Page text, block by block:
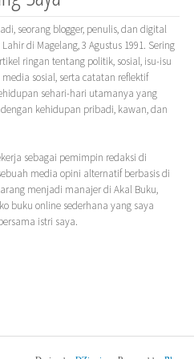
seorang blogger, penulis, dan digital
di Magelang, 3 Agustus 1991. Sering
ringan tentang politik, sosial, isu-isu
sosial, serta catatan reflektif
sehari-hari utamanya yang
kehidupan pribadi, kawan, dan
sebagai pemimpin redaksi di
media opini alternatif berbasis di
menjadi manajer di Akal Buku,
buku online sederhana yang saya
istri saya.